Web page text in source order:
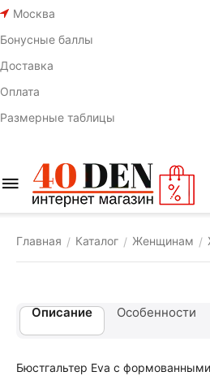
Москва
Бонусные баллы
Доставка
Оплата
Размерные таблицы
Главная / Каталог / Женщинам /
Описание Особенности
Бюстгальтер Eva c